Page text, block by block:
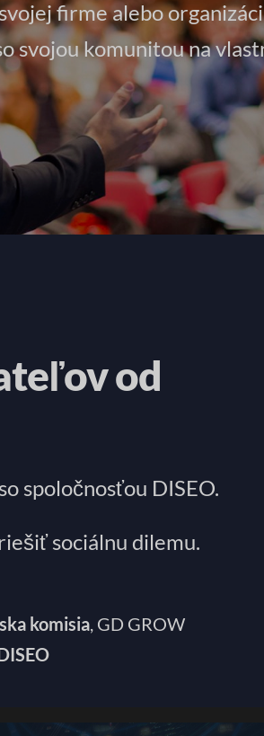
firme alebo
svojou komunitou na
od
spoločnosťou DISEO.
sociálnu dilemu.
komisia, GD GROW